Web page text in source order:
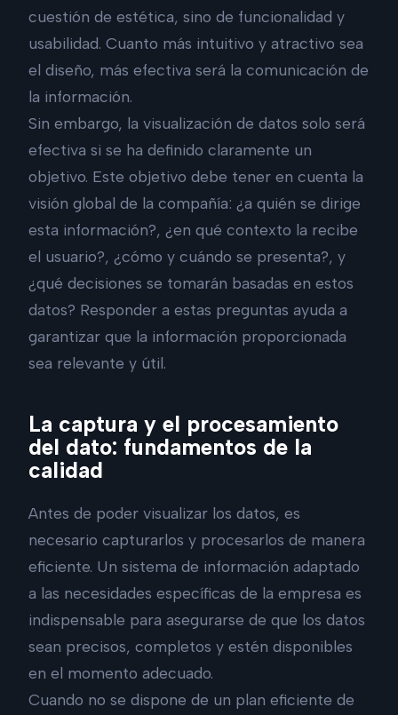
cuestión de estética, sino de funcionalidad y
usabilidad. Cuanto más intuitivo y atractivo sea
el diseño, más efectiva será la comunicación de
la información.
Sin embargo, la visualización de datos solo será
efectiva si se ha definido claramente un
objetivo. Este objetivo debe tener en cuenta la
visión global de la compañía: ¿a quién se dirige
esta información?, ¿en qué contexto la recibe
el usuario?, ¿cómo y cuándo se presenta?, y
¿qué decisiones se tomarán basadas en estos
datos? Responder a estas preguntas ayuda a
garantizar que la información proporcionada
sea relevante y útil.
La captura y el procesamiento
del dato: fundamentos de la
calidad
Antes de poder visualizar los datos, es
necesario capturarlos y procesarlos de manera
eficiente. Un sistema de información adaptado
a las necesidades específicas de la empresa es
indispensable para asegurarse de que los datos
sean precisos, completos y estén disponibles
en el momento adecuado.
Cuando no se dispone de un plan eficiente de